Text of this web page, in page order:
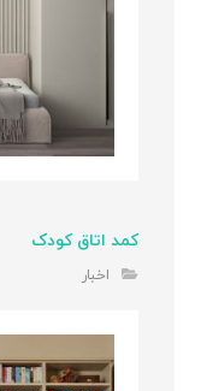
کمد اتاق کودک
اخبار